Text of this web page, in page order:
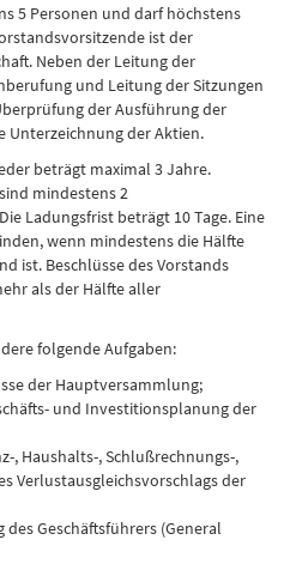
5 Personen und darf höchstens
ist der
Neben der Leitung der
und Leitung der Sitzungen
der Ausführung der
Unterzeichnung der Aktien.
beträgt maximal 3 Jahre.
mindestens 2
Ladungsfrist beträgt 10 Tage. Eine
wenn mindestens die Hälfte
ist. Beschlüsse des Vorstands
als der Hälfte aller
folgende Aufgaben:
der Hauptversammlung;
und Investitionsplanung der
, Haushalts-, Schlußrechnungs-,
Verlustausgleichsvorschlags der
Geschäftsführers (General